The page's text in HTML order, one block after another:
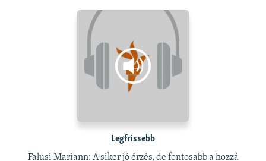
Legfrissebb
Falusi Mariann: A siker jó érzés, de fontosabb a hozzá